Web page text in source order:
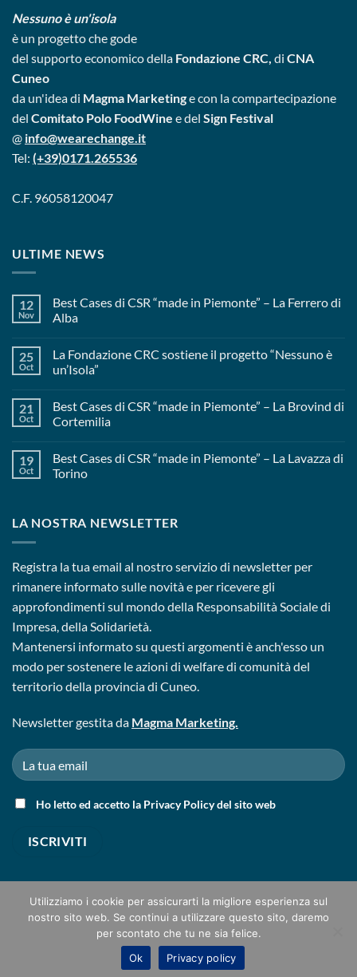
Nessuno è un'isola
è un progettoche gode
del supporto economico della Fondazione CRC, di CNA
Cuneo
da un'idea di Magma Marketinge con la compartecipazione
del Comitato Polo FoodWine e del Sign Festival
@ info@wearechange.it
Tel: (+39)0171.265536
C.F. 96058120047
ULTIME NEWS
12
Nov
Best Cases di CSR “made in Piemonte” – La Ferrero di
Alba
25
Oct
La Fondazione CRC sostiene il progetto “Nessuno è
un’Isola”
21
Oct
Best Cases di CSR “made in Piemonte” – La Brovind di
Cortemilia
19
Oct
Best Cases di CSR “made in Piemonte” – La Lavazza di
Torino
LA NOSTRA NEWSLETTER
Registra la tua email al nostro servizio di newsletter per
rimanere informato sulle novità e per ricevere gli
approfondimenti sul mondo della Responsabilità Sociale di
Impresa, della Solidarietà.
Mantenersi informato su questi argomenti è anch'esso un
modo per sostenere le azioni di welfare di comunità del
territorio della provincia di Cuneo.
Newsletter gestita da Magma Marketing.
Ho letto ed accetto la Privacy Policydel sito web
CONTATTI
IL REGOLAMENTO
PRIVACY
FAQS
Copyright 2026 © Magma Marketing | Torino - Alba
Utilizziamo i cookie per assicurarti la migliore esperienza sul
nostro sito web. Se continui a utilizzare questo sito, daremo
per scontato che tu ne sia felice.
Ok
Privacy policy